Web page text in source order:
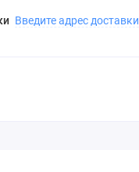
Введите адрес доставки